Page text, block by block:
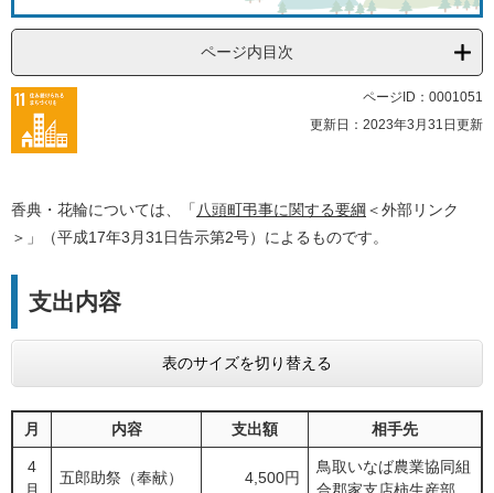
ページ内目次
ページID：0001051
更新日：2023年3月31日更新
香典・花輪については、「 八頭町弔事に関する要綱 ＜外部リンク
＞ 」（平成17年3月31日告示第2号）によるものです。
支出内容
表のサイズを切り替える
月 内容 支出額 相手先
4
五郎助祭（奉献） 4,500円
鳥取いなば農業協同組